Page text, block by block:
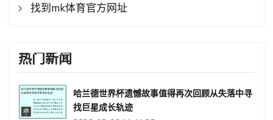
找到mk体育官方网址
热门新闻
哈兰德世界杯遗憾故事值得再次回顾从失落中寻
找巨星成长轨迹